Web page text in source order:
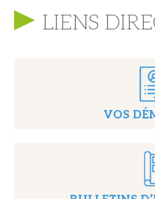
LIENS
VOS